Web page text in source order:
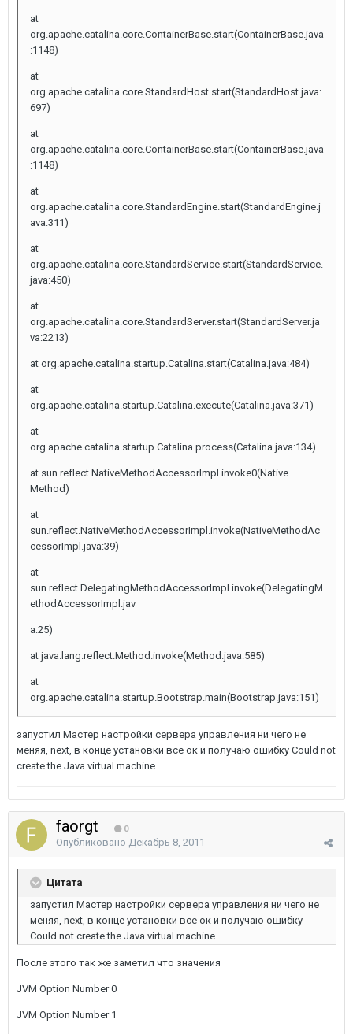
at
org.apache.catalina.core.ContainerBase.start(ContainerBase.java
:1148)
at
org.apache.catalina.core.StandardHost.start(StandardHost.java:
697)
at
org.apache.catalina.core.ContainerBase.start(ContainerBase.java
:1148)
at
org.apache.catalina.core.StandardEngine.start(StandardEngine.j
ava:311)
at
org.apache.catalina.core.StandardService.start(StandardService.
java:450)
at
org.apache.catalina.core.StandardServer.start(StandardServer.ja
va:2213)
at org.apache.catalina.startup.Catalina.start(Catalina.java:484)
at
org.apache.catalina.startup.Catalina.execute(Catalina.java:371)
at
org.apache.catalina.startup.Catalina.process(Catalina.java:134)
at sun.reflect.NativeMethodAccessorImpl.invoke0(Native
Method)
at
sun.reflect.NativeMethodAccessorImpl.invoke(NativeMethodAc
cessorImpl.java:39)
at
sun.reflect.DelegatingMethodAccessorImpl.invoke(DelegatingM
ethodAccessorImpl.jav
a:25)
at java.lang.reflect.Method.invoke(Method.java:585)
at
org.apache.catalina.startup.Bootstrap.main(Bootstrap.java:151)
запустил Мастер настройки сервера управления ни чего не
меняя, next, в конце установки всё ок и получаю ошибку Could not
create the Java virtual machine.
faorgt 0
Опубликовано Декабрь 8, 2011
Цитата
запустил Мастер настройки сервера управления ни чего не
меняя, next, в конце установки всё ок и получаю ошибку
Could not create the Java virtual machine.
После этого так же заметил что значения
JVM Option Number 0
JVM Option Number 1